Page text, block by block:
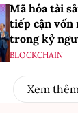
Mã hóa tài
tiếp cận vốn
trong kỷ
BLOCKCHAIN
Xem